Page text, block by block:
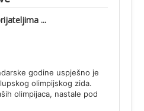
...
godine uspješno je
olimpijskog zida.
olimpijaca, nastale pod